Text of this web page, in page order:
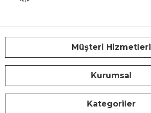
Müşteri Hizmetleri
Kurumsal
Kategoriler